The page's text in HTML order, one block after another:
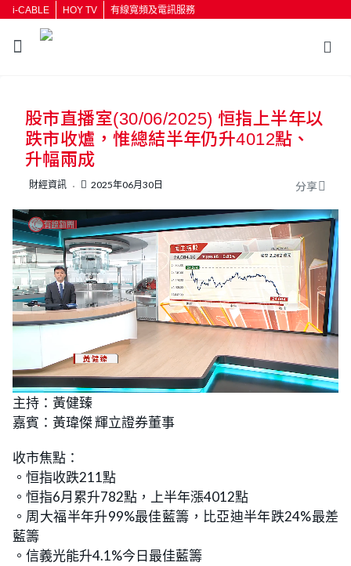
i-CABLE HOY TV 有線寬頻及電訊服務
按輸入鍵開始搜尋
股市直播室(30/06/2025) 恒指上半年以
跌市收爐，惟總結半年仍升4012點、
升幅兩成
財經資訊 2025年06月30日 分享
U
n
m
u
t
e
L
o
e
d
7
%
主持：黃健臻
嘉賓：黃瑋傑 輝立證券董事
收市焦點：
。恒指收跌211點
。恒指6月累升782點，上半年漲4012點
。周大福半年升99%最佳藍籌，比亞迪半年跌24%最差
藍籌
。信義光能升4.1%今日最佳藍籌